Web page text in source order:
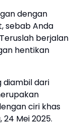
dengan
sebab Anda
berjalan
hentikan
diambil dari
ciri khas
Mei 2025.